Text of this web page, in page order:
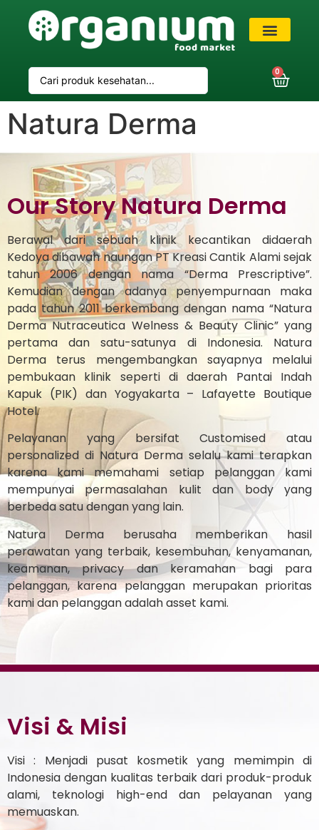
0
Natura Derma
Our Story Natura Derma
Berawal dari sebuah klinik kecantikan didaerah
Kedoya dibawah naungan PT Kreasi Cantik Alami sejak
tahun 2006 dengan nama “Derma Prescriptive”.
Kemudian dengan adanya penyempurnaan maka
pada tahun 2011 berkembang dengan nama “Natura
Derma Nutraceutica Welness & Beauty Clinic” yang
pertama dan satu-satunya di Indonesia. Natura
Derma terus mengembangkan sayapnya melalui
pembukaan klinik seperti di daerah Pantai Indah
Kapuk (PIK) dan Yogyakarta – Lafayette Boutique
Hotel.
Pelayanan yang bersifat Customised atau
personalized di Natura Derma selalu kami terapkan
karena kami memahami setiap pelanggan kami
mempunyai permasalahan kulit dan body yang
berbeda satu dengan yang lain.
Natura Derma berusaha memberikan hasil
perawatan yang terbaik, kesembuhan, kenyamanan,
keamanan, privacy dan keramahan bagi para
pelanggan, karena pelanggan merupakan prioritas
kami dan pelanggan adalah asset kami.
Visi & Misi
Visi : Menjadi pusat kosmetik yang memimpin di
Indonesia dengan kualitas terbaik dari produk-produk
alami, teknologi high-end dan pelayanan yang
memuaskan.